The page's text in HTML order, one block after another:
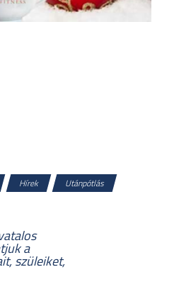
Hírek Utánpótlás
a
szüleiket,